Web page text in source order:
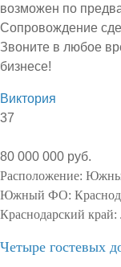
возможен по
Сопровождение
Звоните в любое
бизнесе!
Виктория
37
80 000 000 руб.
Расположение:
Южный ФО:
Краснодарский край:
Четыре гостевых